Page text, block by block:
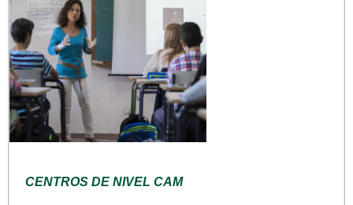
CENTROS DE NIVEL CAM